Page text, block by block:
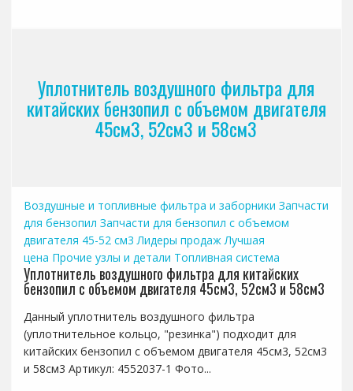
Уплотнитель воздушного фильтра для
китайских бензопил с объемом двигателя
45см3, 52см3 и 58см3
Воздушные и топливные фильтра и заборники Запчасти
для бензопил Запчасти для бензопил с объемом
двигателя 45-52 см3 Лидеры продаж Лучшая
цена Прочие узлы и детали Топливная система
Уплотнитель воздушного фильтра для китайских
бензопил с объемом двигателя 45см3, 52см3 и 58см3
Данный уплотнитель воздушного фильтра
(уплотнительное кольцо, "резинка") подходит для
китайских бензопил с объемом двигателя 45см3, 52см3
и 58см3 Артикул: 4552037-1 Фото...